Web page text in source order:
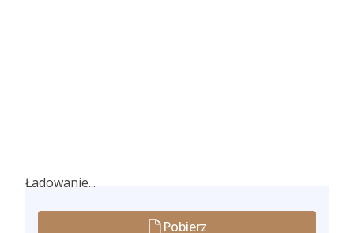
Ładowanie...
Ładowanie...
Pobierz